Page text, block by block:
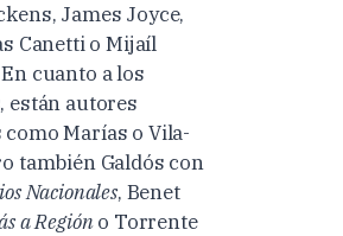
James Joyce,
Canetti o Mijaíl
cuanto a los
están autores
como Marías o Vila-
también Galdós con
Nacionales, Benet
a Regióno Torrente